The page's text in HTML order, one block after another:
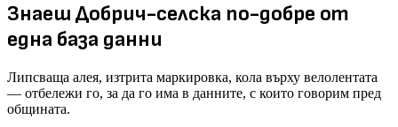
Знаеш Добрич-селска по-добре от
една база данни
Липсваща алея, изтрита маркировка, кола върху велолентата
— отбележи го, за да го има в данните, с които говорим пред
общината.